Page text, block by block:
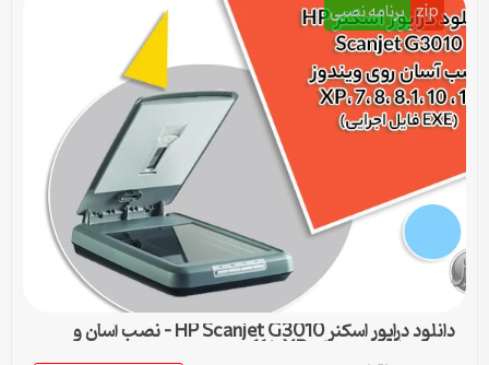
zip برنامه نصبی
دانلود درایور اسکنر HP Scanjet G3010 – نصب آسان و
سریع برای ویندوزهای XP تا 11